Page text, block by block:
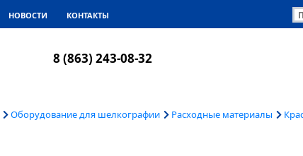
НОВОСТИ КОНТАКТЫ
8 (863) 243-08-32
Оборудование для шелкографии Расходные материалы